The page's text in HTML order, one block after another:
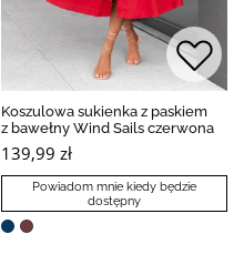
Koszulowa sukienka z paskiem
z bawełny Wind Sails czerwona
139,99 zł
Powiadom mnie kiedy będzie
dostępny